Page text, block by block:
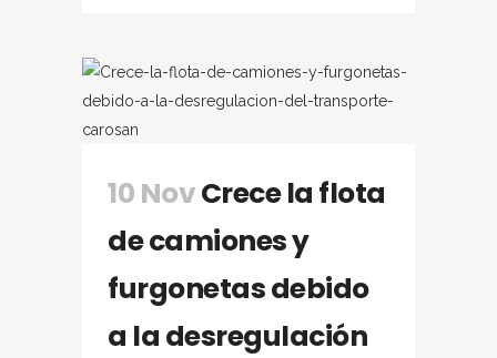
10 NovCrece la flota
de camiones y
furgonetas debido
a la desregulación